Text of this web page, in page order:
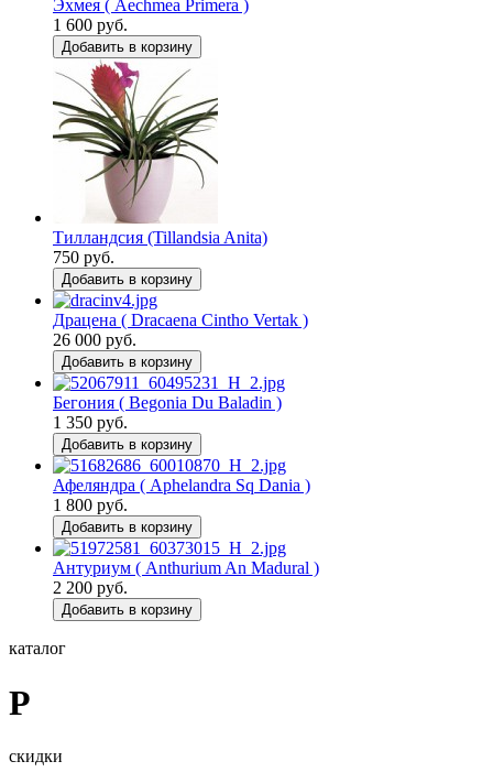
Эхмея ( Aechmea Primera )
1 600 руб.
Добавить в корзину
Тилландсия (Tillandsia Anita)
750 руб.
Добавить в корзину
Драцена ( Dracaena Cintho Vertak )
26 000 руб.
Добавить в корзину
Бегония ( Begonia Du Baladin )
1 350 руб.
Добавить в корзину
Афеляндра ( Aphelandra Sq Dania )
1 800 руб.
Добавить в корзину
Антуриум ( Anthurium An Madural )
2 200 руб.
Добавить в корзину
каталог
Р
скидки